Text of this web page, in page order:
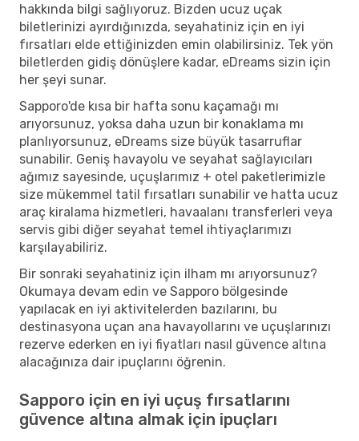
hakkında bilgi sağlıyoruz. Bizden ucuz uçak
biletlerinizi ayırdığınızda, seyahatiniz için en iyi
fırsatları elde ettiğinizden emin olabilirsiniz. Tek yön
biletlerden gidiş dönüşlere kadar, eDreams sizin için
her şeyi sunar.
Sapporo'de kısa bir hafta sonu kaçamağı mı
arıyorsunuz, yoksa daha uzun bir konaklama mı
planlıyorsunuz, eDreams size büyük tasarruflar
sunabilir. Geniş havayolu ve seyahat sağlayıcıları
ağımız sayesinde, uçuşlarımız + otel paketlerimizle
size mükemmel tatil fırsatları sunabilir ve hatta ucuz
araç kiralama hizmetleri, havaalanı transferleri veya
servis gibi diğer seyahat temel ihtiyaçlarımızı
karşılayabiliriz.
Bir sonraki seyahatiniz için ilham mı arıyorsunuz?
Okumaya devam edin ve Sapporo bölgesinde
yapılacak en iyi aktivitelerden bazılarını, bu
destinasyona uçan ana havayollarını ve uçuşlarınızı
rezerve ederken en iyi fiyatları nasıl güvence altına
alacağınıza dair ipuçlarını öğrenin.
Sapporo için en iyi uçuş fırsatlarını
güvence altına almak için ipuçları